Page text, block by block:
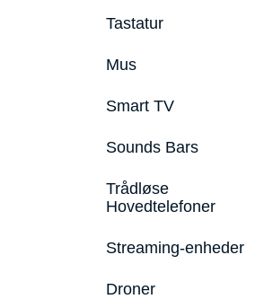
Tastatur
Mus
Smart TV
Sounds Bars
Trådløse
Hovedtelefoner
Streaming-enheder
Droner